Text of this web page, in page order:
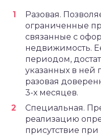
Разовая.
ограниченные
связанные с
недвижимость.
периодом,
указанных в
разовая
3-х месяцев.
Специальная.
реализацию
присутствие